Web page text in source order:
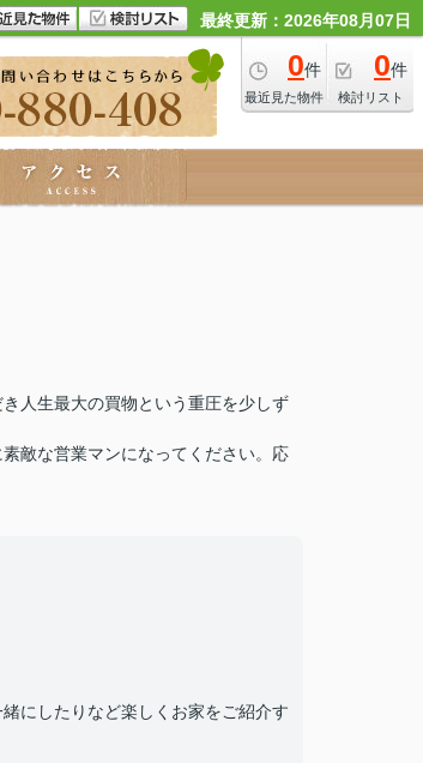
最終更新：2026年08月07日
0件
最近見た物件
0件
検討リスト
人生最大の買物という重圧を少しず
敵な営業マンになってください。応
にしたりなど楽しくお家をご紹介す